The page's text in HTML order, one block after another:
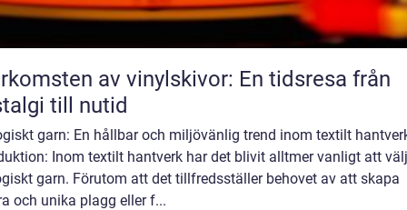
av vinylskivor: En tidsresa från
till nutid
garn: En hållbar och miljövänlig trend inom textilt
Inom textilt hantverk har det blivit alltmer vanligt att
garn. Förutom att det tillfredsställer behovet av att skapa
och unika plagg eller f...